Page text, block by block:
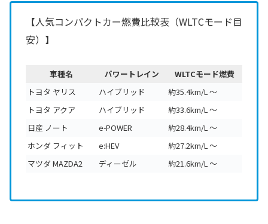
【人気コンパクトカー燃費比較表（WLTCモード目
安）】
車種名 パワートレイン
WLTCモード燃費
トヨタ ヤリス
ハイブリッド
約35.4km/L 〜
トヨタ アクア
ハイブリッド
約33.6km/L 〜
日産 ノート
e-POWER
約28.4km/L 〜
ホンダ フィット
e:HEV
約27.2km/L 〜
マツダ MAZDA2
ディーゼル 約21.6km/L 〜